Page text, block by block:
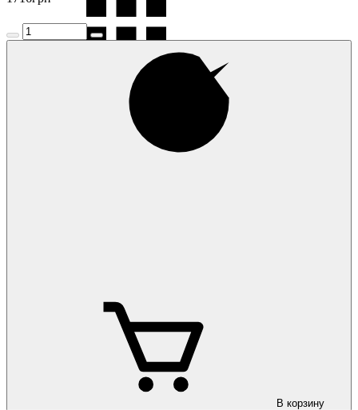
Hyundai Santa Fe 2021-
Hyundai Sonata NF/5 2005-2010
В корзину